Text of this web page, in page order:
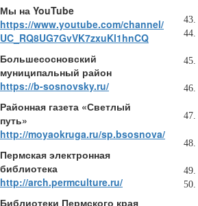
Мы на YouTube
https://www.youtube.com/channel/
UC_RQ8UG7GvVK7zxuKl1hnCQ
Большесосновский
муниципальный район
https://b-sosnovsky.ru/
Районная газета «Светлый
путь»
http://moyaokruga.ru/sp.bsosnova/
Пермская электронная
библиотека
http://arch.permculture.ru/
Библиотеки Пермского края